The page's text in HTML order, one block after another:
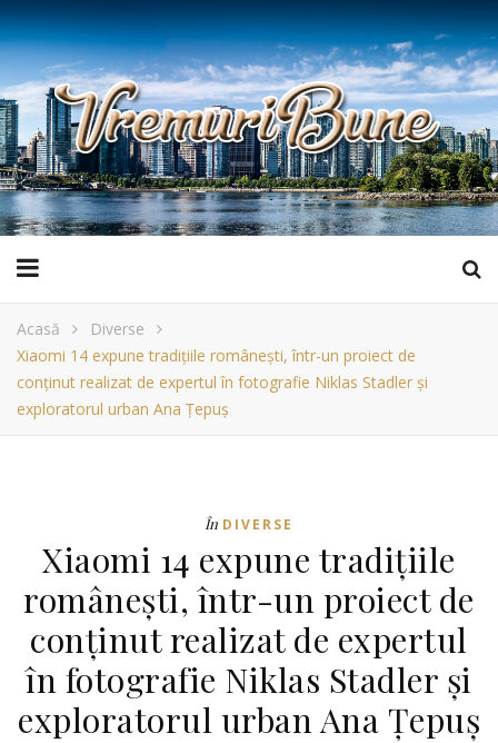
Acasă
Diverse
Xiaomi 14 expune tradițiile românești, într-un proiect de
conținut realizat de expertul în fotografie Niklas Stadler și
exploratorul urban Ana Țepuș
În DIVERSE
Xiaomi 14 expune tradițiile
românești, într-un proiect de
conținut realizat de expertul
în fotografie Niklas Stadler și
exploratorul urban Ana Țepuș